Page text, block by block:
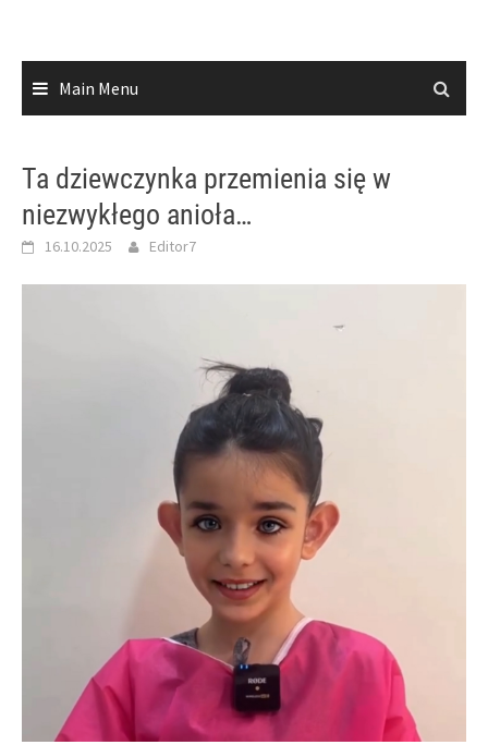
Main Menu
Ta dziewczynka przemienia się w
niezwykłego anioła…
16.10.2025 Editor7